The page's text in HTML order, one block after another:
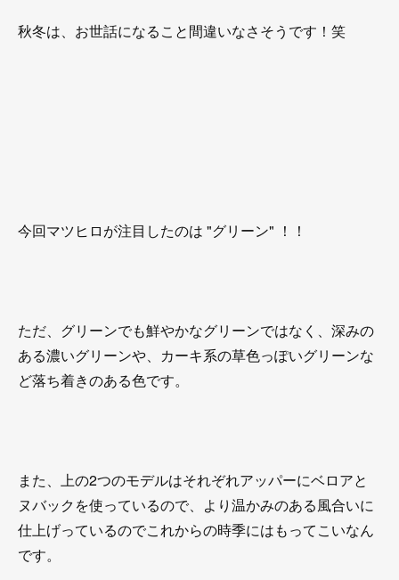
秋冬は、お世話になること間違いなさそうです！笑
今回マツヒロが注目したのは "グリーン" ！！
ただ、グリーンでも鮮やかなグリーンではなく、深みの
ある濃いグリーンや、カーキ系の草色っぽいグリーンな
ど落ち着きのある色です。
また、上の2つのモデルはそれぞれアッパーにベロアと
ヌバックを使っているので、より温かみのある風合いに
仕上げっているのでこれからの時季にはもってこいなん
です。